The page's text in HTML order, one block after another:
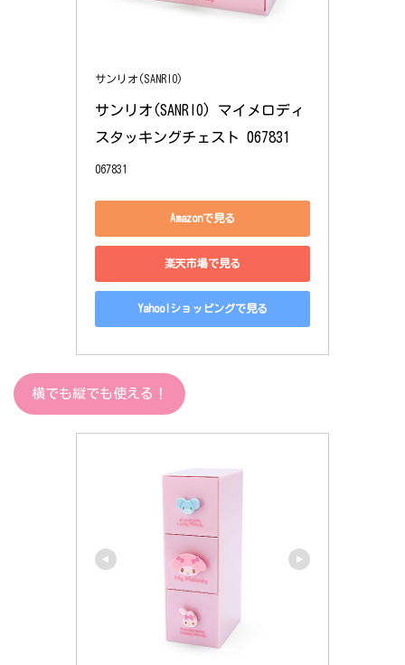
サンリオ(SANRIO)
サンリオ(SANRIO) マイメロディ
スタッキングチェスト 067831
067831
Amazonで見る
楽天市場で見る
Yahoo!ショッピングで見る
横でも縦でも使える！